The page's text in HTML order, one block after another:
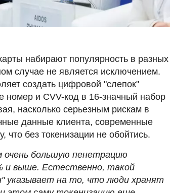
набирают популярность в разных
случае не является исключением.
создать цифровой "слепок"
номер и CVV-код в 16-значный набор
насколько серьезным рискам в
данные клиента, современные
что без токенизации не обойтись.
большую пенетрацию
и выше. Естественно, такой
указывает на то, что люди хранят